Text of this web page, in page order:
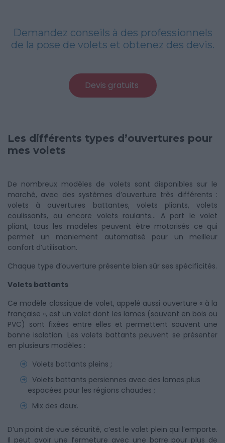
Demandez conseils à des professionnels
de la pose de volets et obtenez des devis.
Devis gratuits
Les différents types d’ouvertures pour
mes volets
De nombreux modèles de volets sont disponibles sur le
marché, avec des systèmes d’ouverture très différents :
volets à ouvertures battantes, volets pliants, volets
coulissants, ou encore volets roulants… A part le volet
pliant, tous les modèles peuvent être motorisés ce qui
permet un maniement automatisé pour un meilleur
confort d’utilisation.
Chaque type d’ouverture présente bien sûr ses spécificités.
Volets battants
Ce modèle classique de volet, appelé aussi ouverture « à la
française », est un volet dont les lames (souvent en bois ou
PVC) sont fixées entre elles et permettent souvent une
bonne isolation. Les volets battants peuvent se présenter
en plusieurs modèles :
Volets battants pleins ;
Volets battants persiennes avec des lames plus
espacées pour les régions chaudes ;
Mix des deux.
D’un point de vue sécurité, c’est le volet plein qui l’emporte.
Il peut avoir une fermeture avec une barre pour plus de